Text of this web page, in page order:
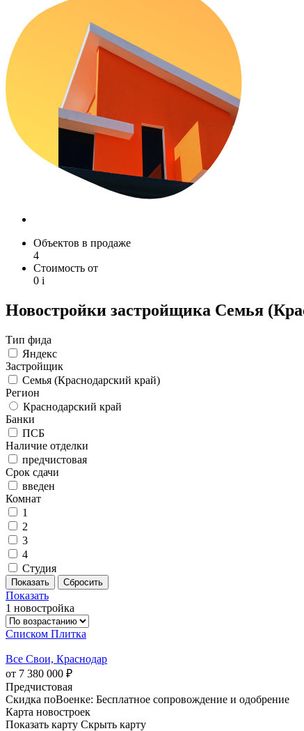
Объектов в продаже
4
Стоимость от
0 i
Новостройки застройщика Семья
Тип фида
Яндекс
Застройщик
Семья (Краснодарский край)
Регион
Краснодарский край
Банки
ПСБ
Наличие отделки
предчистовая
Срок сдачи
введен
Комнат
1
2
3
4
Студия
Показать
1 новостройка
Списком Плитка
Все Свои, Краснодар
от 7 380 000 ₽
Предчистовая
Скидка поВоенке: Бесплатное сопровождение и одобрение
Карта новостроек
Показать карту Скрыть карту